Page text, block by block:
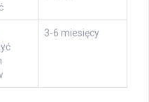
3-6 miesięcy